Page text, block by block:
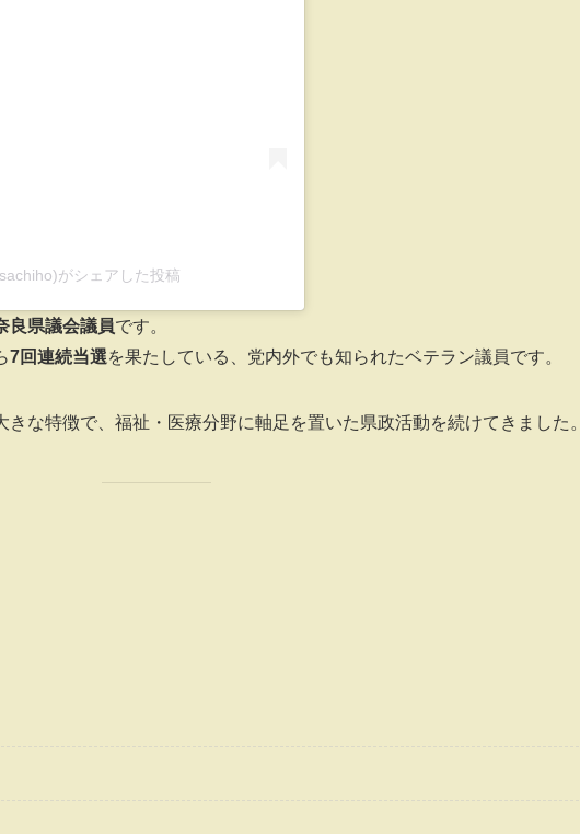
がシェアした投稿
良県議会議員です。
7回連続当選を果たしている、党内外でも知られたベテラン議員です。
な特徴で、福祉・医療分野に軸足を置いた県政活動を続けてきました。